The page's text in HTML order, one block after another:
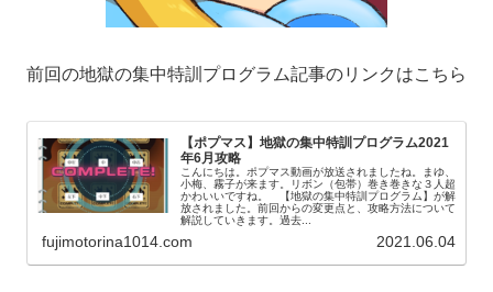
前回の地獄の集中特訓プログラム記事のリンクはこちら
【ポプマス】地獄の集中特訓プログラム2021
年6月攻略
こんにちは。ポプマス動画が放送されましたね。まゆ、
小梅、霧子が来ます。リボン（包帯）巻き巻きな３人超
かわいいですね。 【地獄の集中特訓プログラム】が解
放されました。前回からの変更点と、攻略方法について
解説していきます。過去...
fujimotorina1014.com 2021.06.04